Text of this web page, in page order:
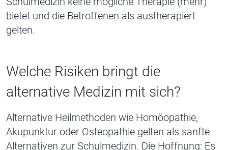
bietet und die Betroffenen als austherapiert
gelten.
Welche Risiken bringt die
alternative Medizin mit sich?
Alternative Heilmethoden wie Homöopathie,
Akupunktur oder Osteopathie gelten als sanfte
Alternativen zur Schulmedizin. Die Hoffnung: Es